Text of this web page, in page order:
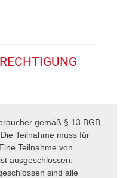
gemäß § 13 BGB,
Teilnahme muss für
Teilnahme von
ausgeschlossen.
sind alle